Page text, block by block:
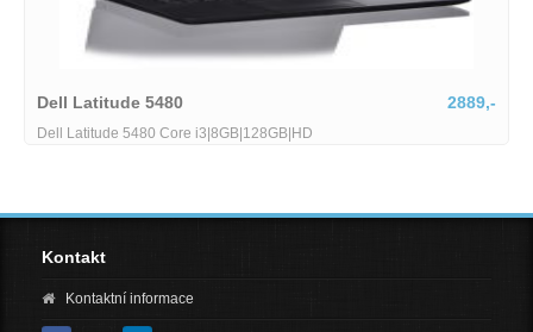
Dell Latitude 5480 2889,-
Dell Latitude 5480 Core i3|8GB|128GB|HD
Kontakt
Kontaktní informace